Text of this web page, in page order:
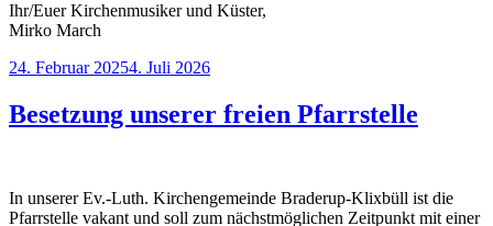
Ihr/Euer Kirchenmusiker und Küster,
Mirko March
Veröffentlicht
24. Februar 20254. Juli 2026
Besetzung unserer freien Pfarrstelle
In unserer Ev.-Luth. Kirchengemeinde Braderup-Klixbüll ist die
Pfarrstelle vakant und soll zum nächstmöglichen Zeitpunkt mit einer